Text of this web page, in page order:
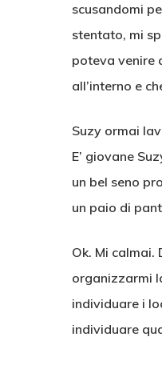
scusandomi
stentato, mi
poteva venire
all’interno e
Suzy ormai
E’ giovane
un bel seno
un paio di
Ok. Mi
organizzarmi
individuare i
individuare